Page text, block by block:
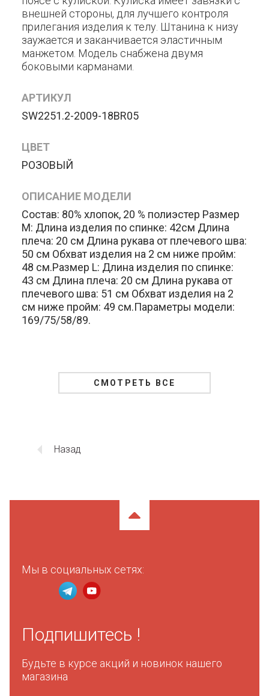
внешней стороны, для лучшего контроля
прилегания изделия к телу. Штанина к низу
заужается и заканчивается эластичным
манжетом. Модель снабжена двумя
боковыми карманами.
АРТИКУЛ
SW2251.2-2009-18BR05
ЦВЕТ
РОЗОВЫЙ
ОПИСАНИЕ МОДЕЛИ
Состав: 80% хлопок, 20 % полиэстер Размер
M: Длина изделия по спинке: 42см Длина
плеча: 20 см Длина рукава от плечевого шва:
50 см Обхват изделия на 2 см ниже пройм:
48 см.Размер L: Длина изделия по спинке:
43 см Длина плеча: 20 см Длина рукава от
плечевого шва: 51 см Обхват изделия на 2
см ниже пройм: 49 см.Параметры модели:
169/75/58/89.
СМОТРЕТЬ ВСЕ
Назад
Подпишитесь !
Будьте в курсе акций и новинок нашего
магазина
Мы в социальных сетях: